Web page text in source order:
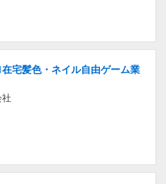
宅髪色・ネイル自由ゲーム業